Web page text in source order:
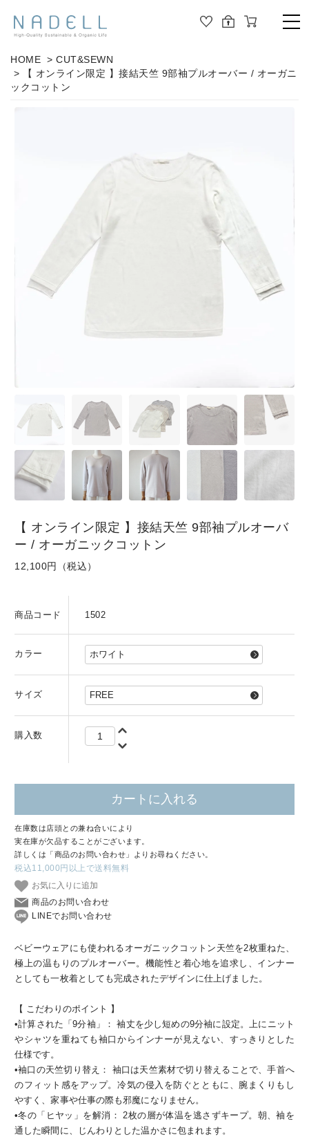
TOP
PRODUCT
CUT&SEWN
SHIRT / BLOUSE
DRESS
PANTS / LEGGINS
ABOUT US
HOME > CUT&SEWN
> 【 オンライン限定 】接結天竺 9部袖プルオーバー / オーガニ
ックコットン
【 オンライン限定 】接結天竺 9部袖プルオーバ
ー / オーガニックコットン
12,100円（税込）
商品コード 1502
カラー
サイズ
購入数
カートに入れる
在庫数は店頭との兼ね合いにより
実在庫が欠品することがございます。
詳しくは「商品のお問い合わせ」よりお尋ねください。
税込11,000円以上で送料無料
お気に入りに追加
商品のお問い合わせ
LINEでお問い合わせ
ベビーウェアにも使われるオーガニックコットン天竺を2枚重ねた、
極上の温もりのプルオーバー。機能性と着心地を追求し、インナー
としても一枚着としても完成されたデザインに仕上げました。
【 こだわりのポイント 】
•計算された「9分袖」： 袖丈を少し短めの9分袖に設定。上にニット
やシャツを重ねても袖口からインナーが見えない、すっきりとした
仕様です。
•袖口の天竺切り替え： 袖口は天竺素材で切り替えることで、手首へ
のフィット感をアップ。冷気の侵入を防ぐとともに、腕まくりもし
やすく、家事や仕事の際も邪魔になりません。
•冬の「ヒヤッ」を解消： 2枚の層が体温を逃さずキープ。朝、袖を
通した瞬間に、じんわりとした温かさに包まれます。